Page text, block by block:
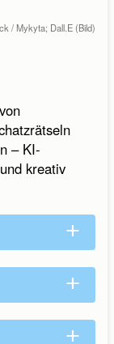
/ Mykyta; Dall.E (Bild)
– KI-
kreativ